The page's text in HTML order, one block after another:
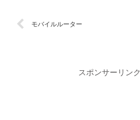
モバイルルーター
スポンサーリンク